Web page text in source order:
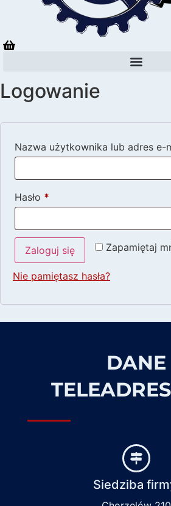
Logowanie
Nazwa użytkownika lub adres e-
Hasło *
Zapamiętaj
Zaloguj się
Nie pamiętasz hasła?
DANE
Siedziba